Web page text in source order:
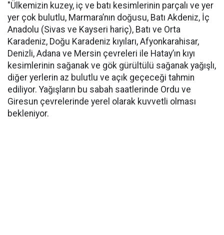
"Ülkemizin kuzey, iç ve batı kesimlerinin parçalı ve yer
yer çok bulutlu, Marmara’nın doğusu, Batı Akdeniz, İç
Anadolu (Sivas ve Kayseri hariç), Batı ve Orta
Karadeniz, Doğu Karadeniz kıyıları, Afyonkarahisar,
Denizli, Adana ve Mersin çevreleri ile Hatay’ın kıyı
kesimlerinin sağanak ve gök gürültülü sağanak yağışlı,
diğer yerlerin az bulutlu ve açık geçeceği tahmin
ediliyor. Yağışların bu sabah saatlerinde Ordu ve
Giresun çevrelerinde yerel olarak kuvvetli olması
bekleniyor.